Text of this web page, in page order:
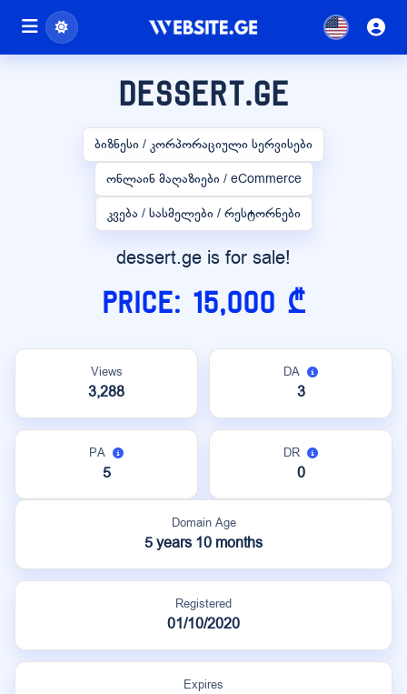
dessert.ge
ბიზნესი / კორპორაციული სერვისები
ონლაინ მაღაზიები / eCommerce
კვება / სასმელები / რესტორნები
dessert.ge is for sale!
Price: 15,000 ₾
Views
3,288
DA
3
PA
5
DR
0
Domain Age
5 years 10 months
Registered
01/10/2020
Expires